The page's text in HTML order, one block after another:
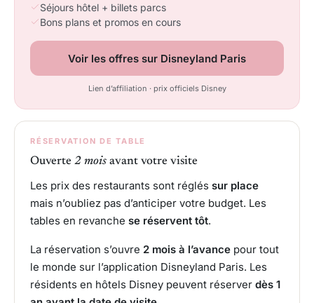
Séjours hôtel + billets parcs
Bons plans et promos en cours
Voir les offres sur Disneyland Paris
Lien d’affiliation · prix officiels Disney
RÉSERVATION DE TABLE
Ouverte 2 mois avant votre visite
Les prix des restaurants sont réglés sur place
mais n’oubliez pas d’anticiper votre budget. Les
tables en revanche se réservent tôt.
La réservation s’ouvre 2 mois à l’avance pour tout
le monde sur l’application Disneyland Paris. Les
résidents en hôtels Disney peuvent réserver dès 1